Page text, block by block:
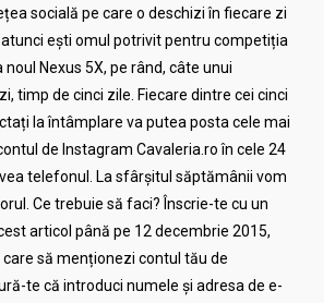
socială pe care o deschizi în fiecare zi
ești omul potrivit pentru competiția
Nexus 5X, pe rând, câte unui
timp de cinci zile. Fiecare dintre cei cinci
la întâmplare va putea posta cele mai
de Instagram Cavaleria.ro în cele 24
telefonul. La sfârșitul săptămânii vom
Ce trebuie să faci? Înscrie-te cu un
articol până pe 12 decembrie 2015,
care să menționezi contul tău de
te că introduci numele și adresa de e-